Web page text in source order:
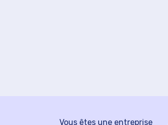
Vous êtes une entreprise